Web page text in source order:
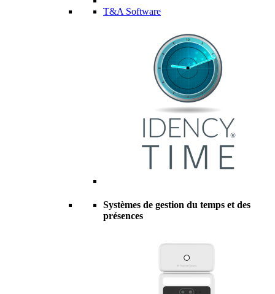
T&A Software
Systèmes de gestion du temps et des
présences